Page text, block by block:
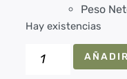
Peso
Hay existencias